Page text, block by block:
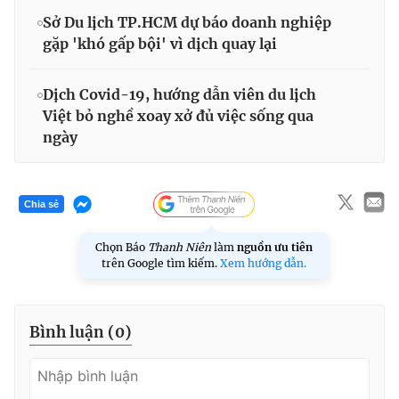
Sở Du lịch TP.HCM dự báo doanh nghiệp
gặp 'khó gấp bội' vì dịch quay lại
Dịch Covid-19, hướng dẫn viên du lịch
Việt bỏ nghề xoay xở đủ việc sống qua
ngày
Chia sẻ
Chọn Báo Thanh Niên làm nguồn ưu tiên
trên Google tìm kiếm. Xem hướng dẫn.
Bình luận (0)